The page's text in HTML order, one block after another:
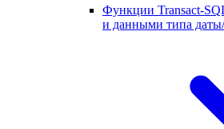
Функции Transact-
и данными типа